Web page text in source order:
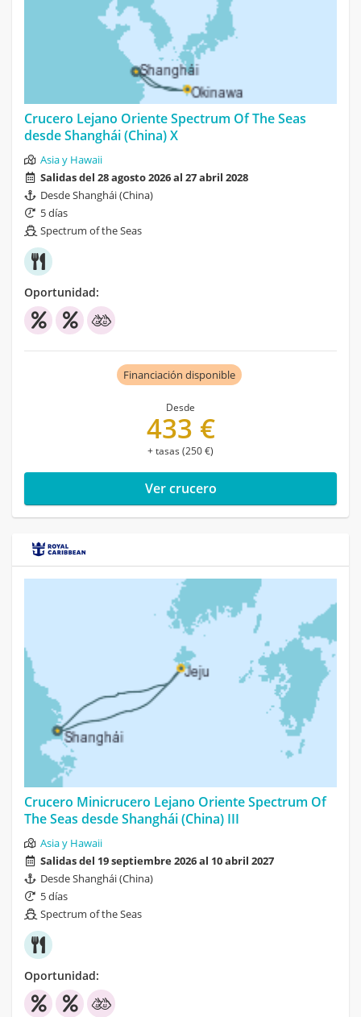
Crucero Lejano Oriente Spectrum Of The Seas
desde Shanghái (China) X
Asia y Hawaii
Salidas del 28 agosto 2026 al 27 abril 2028
Desde Shanghái (China)
5 días
Spectrum of the Seas
Oportunidad:
Financiación disponible
Desde
433 €
+ tasas (250 €)
Ver crucero
Crucero Minicrucero Lejano Oriente Spectrum Of
The Seas desde Shanghái (China) III
Asia y Hawaii
Salidas del 19 septiembre 2026 al 10 abril 2027
Desde Shanghái (China)
5 días
Spectrum of the Seas
Oportunidad: